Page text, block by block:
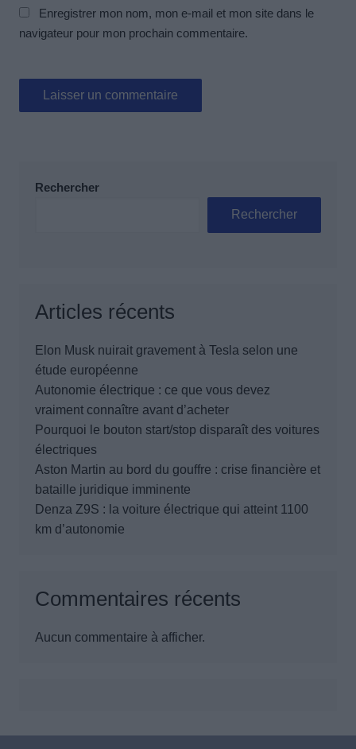
Enregistrer mon nom, mon e-mail et mon site dans le
navigateur pour mon prochain commentaire.
Rechercher
Rechercher
Articles récents
Elon Musk nuirait gravement à Tesla selon une
étude européenne
Autonomie électrique : ce que vous devez
vraiment connaître avant d’acheter
Pourquoi le bouton start/stop disparaît des voitures
électriques
Aston Martin au bord du gouffre : crise financière et
bataille juridique imminente
Denza Z9S : la voiture électrique qui atteint 1100
km d’autonomie
Commentaires récents
Aucun commentaire à afficher.